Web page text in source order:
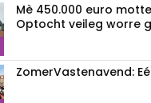
Mè 450.000 euro
Optocht veileg worre
ZomerVastenavend: